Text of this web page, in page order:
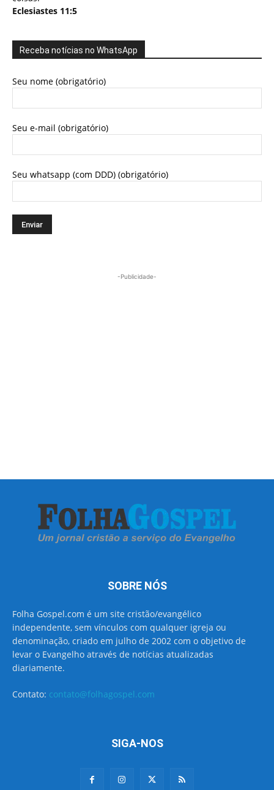
Eclesiastes 11:5
Receba notícias no WhatsApp
Seu nome (obrigatório)
Seu e-mail (obrigatório)
Seu whatsapp (com DDD) (obrigatório)
-Publicidade-
SOBRE NÓS
Folha Gospel.com é um site cristão/evangélico
independente, sem vínculos com qualquer igreja ou
denominação, criado em julho de 2002 com o objetivo de
levar o Evangelho através de notícias atualizadas
diariamente.
Contato: contato@folhagospel.com
SIGA-NOS